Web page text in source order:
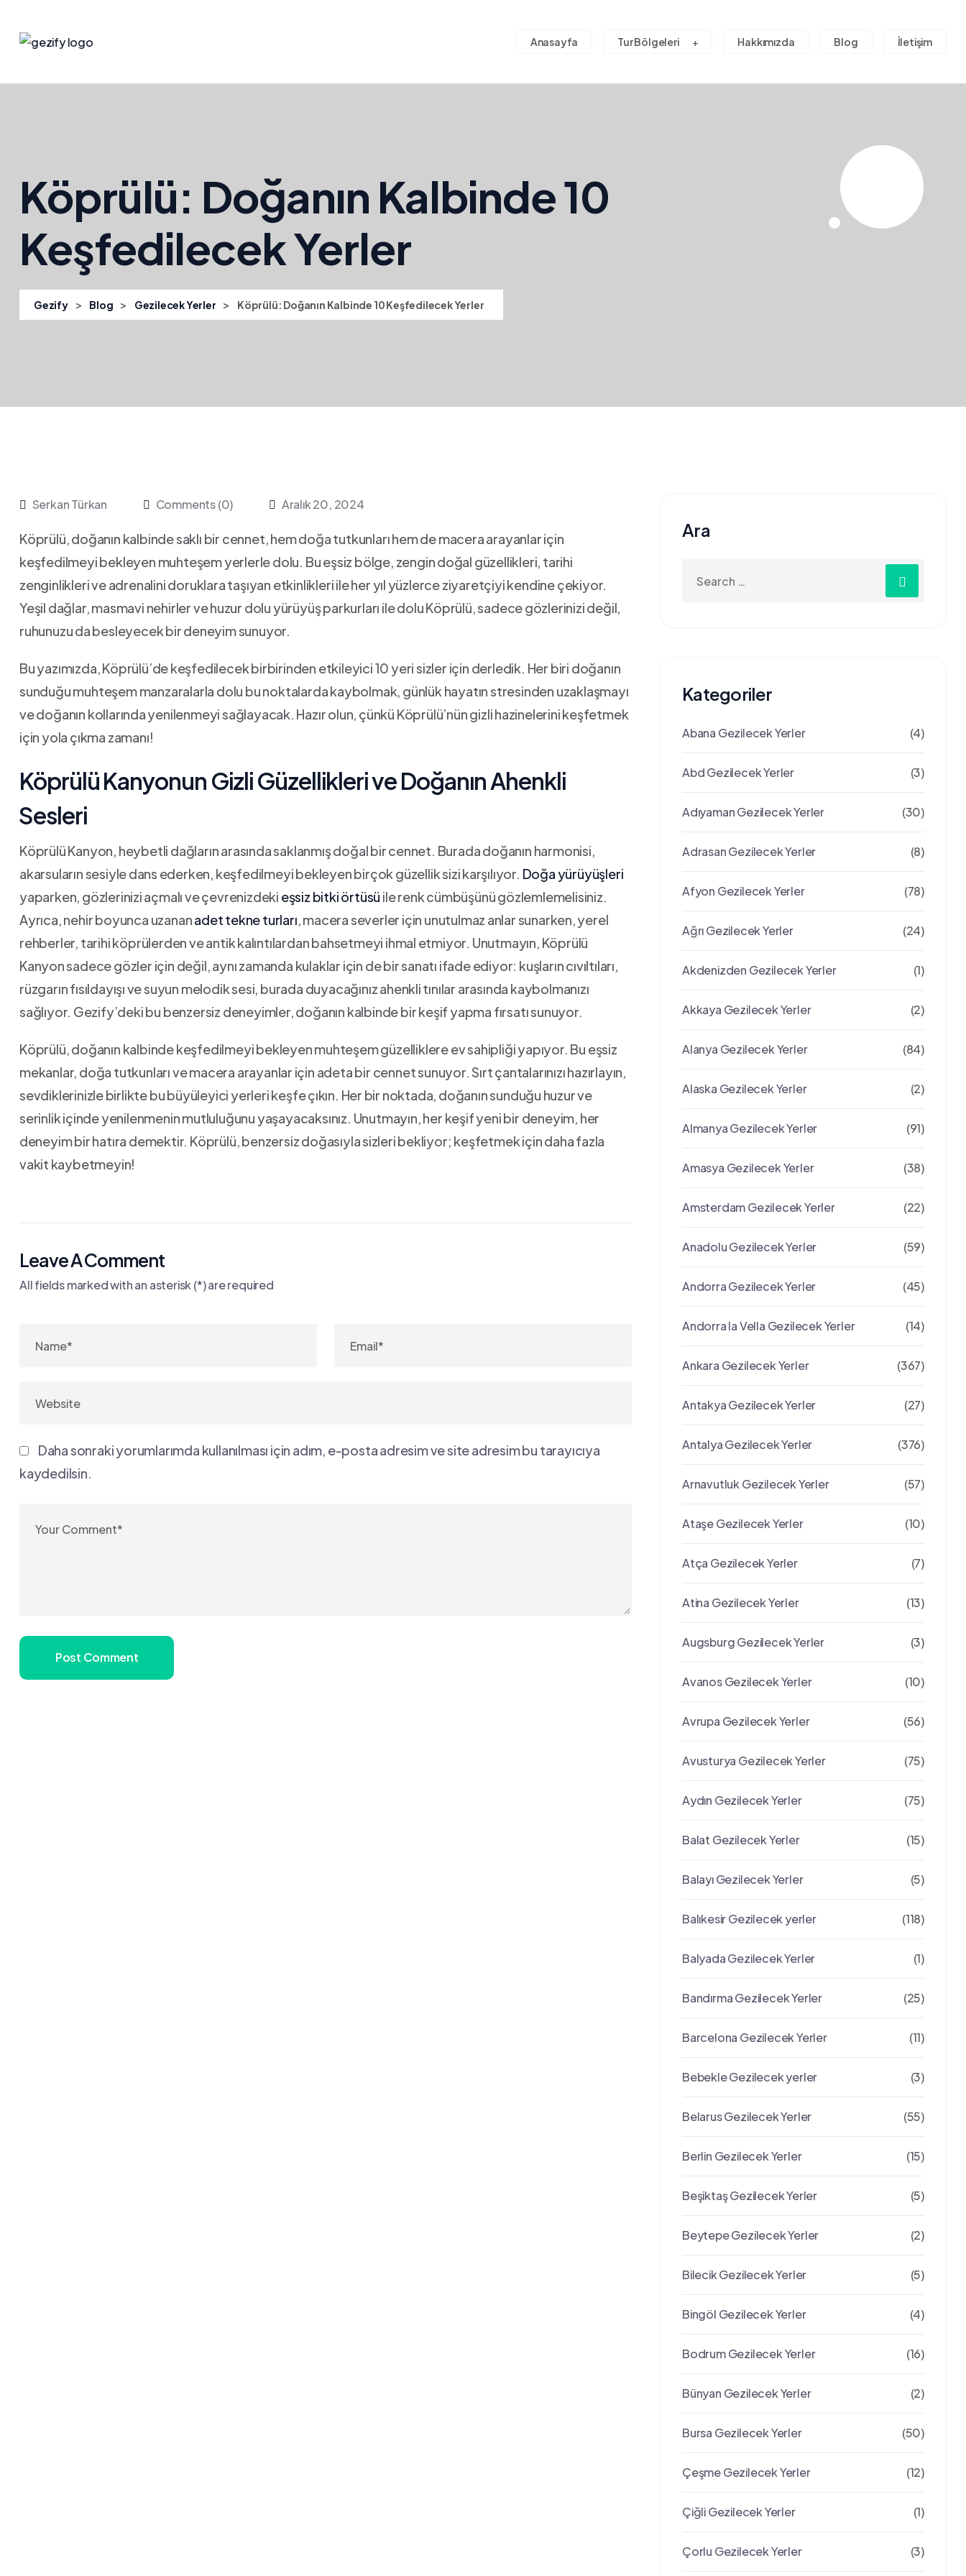
Anasayfa Tur Bölgeleri Hakkımızda Blog İletişim
Köprülü: Doğanın Kalbinde 10
Keşfedilecek Yerler
Gezify > Blog > Gezilecek Yerler > Köprülü: Doğanın Kalbinde 10 Keşfedilecek Yerler
Serkan Türkan Comments (0) Aralık 20, 2024
Köprülü,‍ doğanın kalbinde saklı bir cennet, hem doğa tutkunları hem‌ de macera‌ arayanlar ⁢için
keşfedilmeyi bekleyen muhteşem‌ yerlerle dolu. Bu eşsiz bölge,​ zengin⁣ doğal​ güzellikleri, tarihi
zenginlikleri ‍ve adrenalini doruklara‍ taşıyan ​etkinlikleri ile her yıl ⁢yüzlerce ziyaretçiyi‌ kendine çekiyor.
Yeşil dağlar, masmavi nehirler ‌ve⁤ huzur dolu yürüyüş parkurları ile ‌dolu Köprülü, sadece ⁤gözlerinizi değil,
ruhunuzu⁢ da besleyecek‌ bir⁢ deneyim sunuyor.
Bu yazımızda, Köprülü’de⁢ keşfedilecek birbirinden etkileyici 10 yeri sizler için derledik. Her​ biri doğanın
sunduğu muhteşem manzaralarla dolu bu ​noktalarda kaybolmak, günlük hayatın stresinden​ uzaklaşmayı
‌ve doğanın kollarında⁢ yenilenmeyi​ sağlayacak. ⁢Hazır olun,‌ çünkü Köprülü’nün gizli ⁢hazinelerini⁤ keşfetmek
için yola çıkma zamanı!
Köprülü ⁤Kanyonun ​Gizli Güzellikleri ve Doğanın Ahenkli
⁢Sesleri
Köprülü Kanyon,​ heybetli dağların arasında saklanmış doğal⁢ bir cennet. Burada doğanın harmonisi,
akarsuların sesiyle⁣ dans⁤ ederken, keşfedilmeyi bekleyen birçok güzellik‍ sizi⁤ karşılıyor. Doğa yürüyüşleri
yaparken, gözlerinizi ⁤açmalı ve çevrenizdeki eşsiz bitki örtüsü ile renk cümbüşünü gözlemlemelisiniz.
Ayrıca, nehir‌ boyunca uzananadet tekne​ turları, macera severler‍ için unutulmaz ⁢anlar sunarken, ⁣yerel
rehberler, tarihi köprülerden​ ve ‌antik⁣ kalıntılardan bahsetmeyi ‌ihmal ⁣etmiyor. Unutmayın, Köprülü
‍Kanyon⁢ sadece gözler için değil, aynı ​zamanda kulaklar için de ⁢bir sanatı‍ ifade ediyor: kuşların‌ cıvıltıları,
rüzgarın fısıldayışı ⁢ve suyun melodik sesi, burada duyacağınız ahenkli⁤ tınılar arasında kaybolmanızı
sağlıyor. ⁢Gezify’deki bu benzersiz deneyimler,​ doğanın kalbinde bir keşif yapma fırsatı sunuyor.
Köprülü, doğanın kalbinde keşfedilmeyi ‍bekleyen ⁣muhteşem ‍güzelliklere ev sahipliği yapıyor. Bu eşsiz
mekanlar, doğa​ tutkunları ve macera arayanlar ⁣için adeta bir cennet sunuyor. ⁢Sırt çantalarınızı⁣ hazırlayın,⁣
sevdiklerinizle ⁣birlikte bu büyüleyici yerleri keşfe⁣ çıkın. Her⁣ bir noktada, ​doğanın‌ sunduğu⁢ huzur ve⁣
serinlik içinde yenilenmenin mutluluğunu yaşayacaksınız.‍ Unutmayın, her‌ keşif yeni bir‍ deneyim, her
⁣deneyim bir hatıra demektir. Köprülü, benzersiz‌ doğasıyla ⁣sizleri⁤ bekliyor; keşfetmek için daha fazla
‍vakit ⁣kaybetmeyin!
Leave A Comment
All fields marked with an asterisk (*) are required
Daha sonraki yorumlarımda kullanılması için adım, e-posta adresim ve site adresim bu tarayıcıya
kaydedilsin.
Post Comment
Ara
for:
Kategoriler
Abana Gezilecek Yerler (4)
Abd Gezilecek Yerler (3)
Adıyaman Gezilecek Yerler (30)
Adrasan Gezilecek Yerler (8)
Afyon Gezilecek Yerler (78)
Ağrı Gezilecek Yerler (24)
Akdenizden Gezilecek Yerler (1)
Akkaya Gezilecek Yerler (2)
Alanya Gezilecek Yerler (84)
Alaska Gezilecek Yerler (2)
Almanya Gezilecek Yerler (91)
Amasya Gezilecek Yerler (38)
Amsterdam Gezilecek Yerler (22)
Anadolu Gezilecek Yerler (59)
Andorra Gezilecek Yerler (45)
Andorra la Vella Gezilecek Yerler (14)
Ankara Gezilecek Yerler (367)
Antakya Gezilecek Yerler (27)
Antalya Gezilecek Yerler (376)
Arnavutluk Gezilecek Yerler (57)
Ataşe Gezilecek Yerler (10)
Atça Gezilecek Yerler (7)
Atina Gezilecek Yerler (13)
Augsburg Gezilecek Yerler (3)
Avanos Gezilecek Yerler (10)
Avrupa Gezilecek Yerler (56)
Avusturya Gezilecek Yerler (75)
Aydın Gezilecek Yerler (75)
Balat Gezilecek Yerler (15)
Balayı Gezilecek Yerler (5)
Balıkesir Gezilecek yerler (118)
Balyada Gezilecek Yerler (1)
Bandırma Gezilecek Yerler (25)
Barcelona Gezilecek Yerler (11)
Bebekle Gezilecek yerler (3)
Belarus Gezilecek Yerler (55)
Berlin Gezilecek Yerler (15)
Beşiktaş Gezilecek Yerler (5)
Beytepe Gezilecek Yerler (2)
Bilecik Gezilecek Yerler (5)
Bingöl Gezilecek Yerler (4)
Bodrum Gezilecek Yerler (16)
Bünyan Gezilecek Yerler (2)
Bursa Gezilecek Yerler (50)
Çeşme Gezilecek Yerler (12)
Çiğli Gezilecek Yerler (1)
Çorlu Gezilecek Yerler (3)